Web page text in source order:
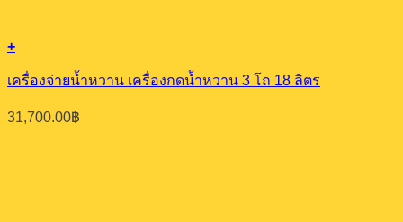
+
เครื่องจ่ายน้ำหวาน เครื่องกดน้ำหวาน 3 โถ 18 ลิตร
31,700.00฿